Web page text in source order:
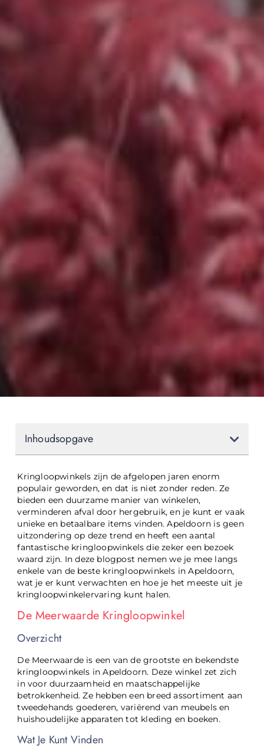
Kringloopwinkels zijn de afgelopen jaren enorm
populair geworden, en dat is niet zonder reden. Ze
bieden een duurzame manier van winkelen,
verminderen afval door hergebruik, en je kunt er vaak
unieke en betaalbare items vinden. Apeldoorn is geen
uitzondering op deze trend en heeft een aantal
fantastische kringloopwinkels die zeker een bezoek
waard zijn. In deze blogpost nemen we je mee langs
enkele van de beste kringloopwinkels in Apeldoorn,
wat je er kunt verwachten en hoe je het meeste uit je
kringloopwinkelervaring kunt halen.
De Meerwaarde Kringloopwinkel
Overzicht
De Meerwaarde is een van de grootste en bekendste
kringloopwinkels in Apeldoorn. Deze winkel zet zich
in voor duurzaamheid en maatschappelijke
betrokkenheid. Ze hebben een breed assortiment aan
tweedehands goederen, variërend van meubels en
huishoudelijke apparaten tot kleding en boeken.
Wat Je Kunt Vinden
Inhoudsopgave